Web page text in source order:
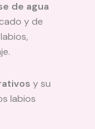
de agua
y de
y su
labios